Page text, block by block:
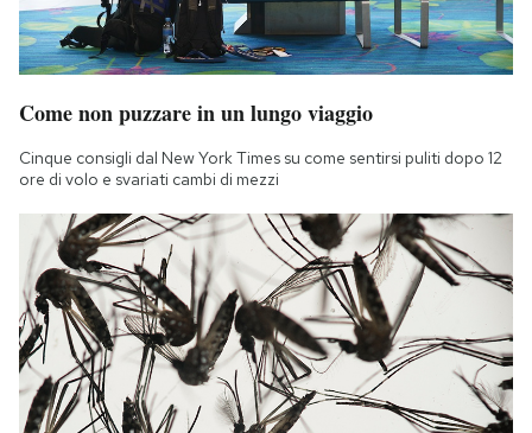
Come non puzzare in un lungo viaggio
Cinque consigli dal New York Times su come sentirsi puliti dopo 12
ore di volo e svariati cambi di mezzi